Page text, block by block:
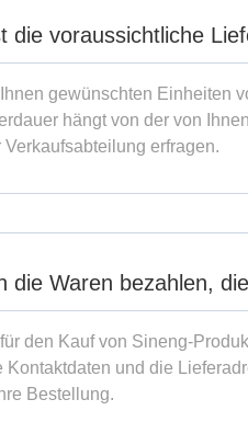
die voraussichtliche
gewünschten Einheiten
hängt von der von
erfragen.
die Waren bezahlen,
den Kauf von Sineng-
Kontaktdaten und die
Bestellung.